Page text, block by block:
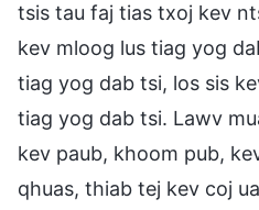
tsis tau faj tias txoj kev
kev mloog lus tiag yog
tiag yog dab tsi, los sis
tiag yog dab tsi. Lawv
kev paub, khoom pub,
qhuas, thiab tej kev coj